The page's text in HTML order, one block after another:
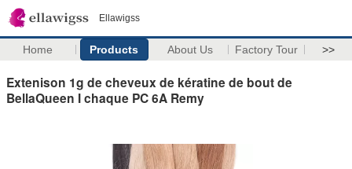
Ellawigss
Home Products About Us Factory Tour >>
Extenison 1g de cheveux de kératine de bout de
BellaQueen I chaque PC 6A Remy